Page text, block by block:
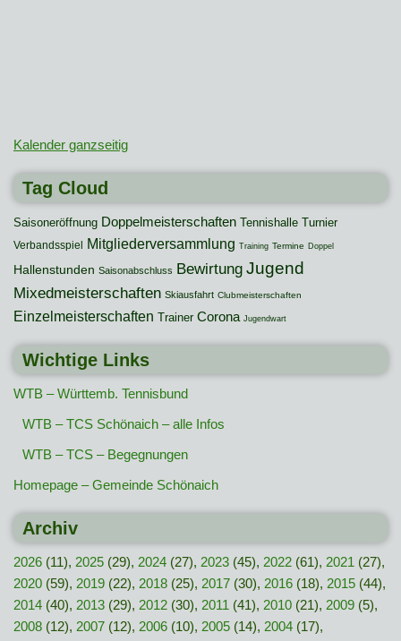
Kalender ganzseitig
Tag Cloud
Saisoneröffnung Doppelmeisterschaften Tennishalle Turnier
Verbandsspiel Mitgliederversammlung Training Termine Doppel
Hallenstunden Saisonabschluss Bewirtung Jugend
Mixedmeisterschaften Skiausfahrt Clubmeisterschaften
Einzelmeisterschaften Trainer Corona Jugendwart
Wichtige Links
WTB – Württemb. Tennisbund
WTB – TCS Schönaich – alle Infos
WTB – TCS – Begegnungen
Homepage – Gemeinde Schönaich
Archiv
2026 (11), 2025 (29), 2024 (27), 2023 (45), 2022 (61), 2021 (27),
2020 (59), 2019 (22), 2018 (25), 2017 (30), 2016 (18), 2015 (44),
2014 (40), 2013 (29), 2012 (30), 2011 (41), 2010 (21), 2009 (5),
2008 (12), 2007 (12), 2006 (10), 2005 (14), 2004 (17),